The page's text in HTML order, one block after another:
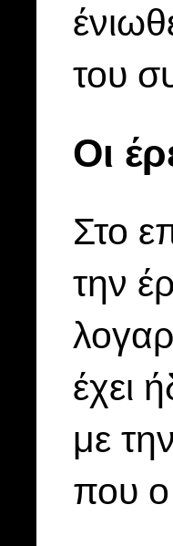
του
Οι
Στο
την
έχει
με
που ο